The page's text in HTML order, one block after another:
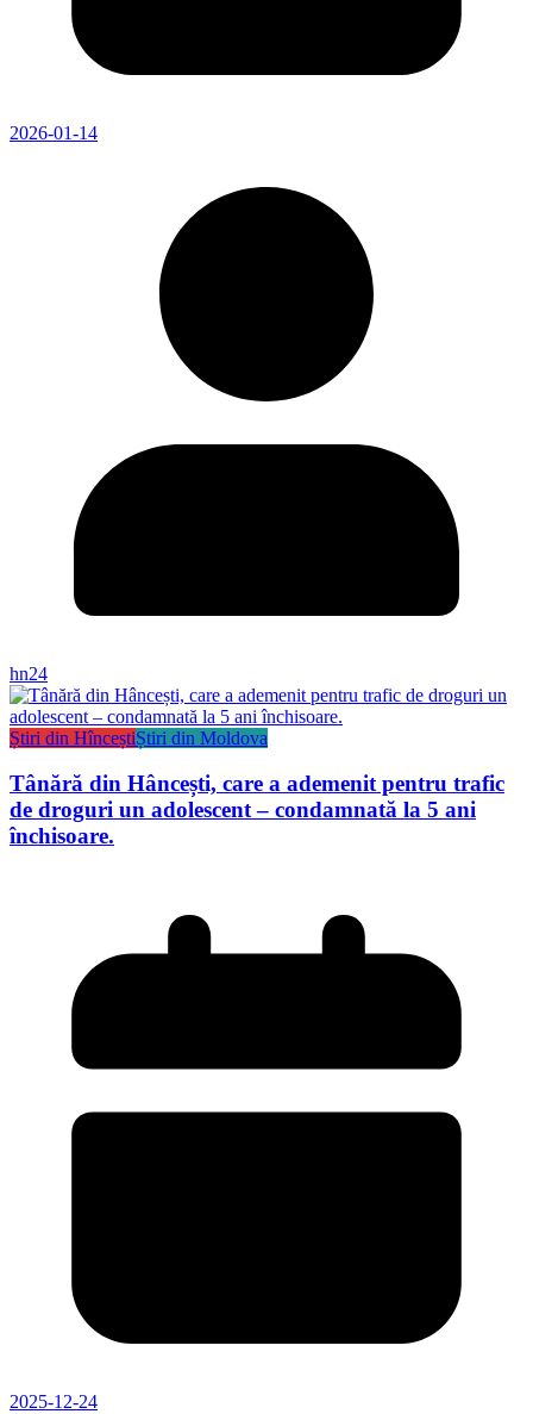
2026-01-14
hn24
Știri din HînceștiȘtiri din Moldova
Tânără din Hâncești, care a ademenit pentru trafic
de droguri un adolescent – condamnată la 5 ani
închisoare.
2025-12-24